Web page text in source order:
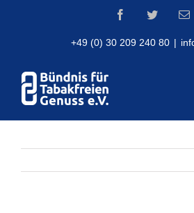
FacebookTwitter
+49 (0) 30 209 240 80 |